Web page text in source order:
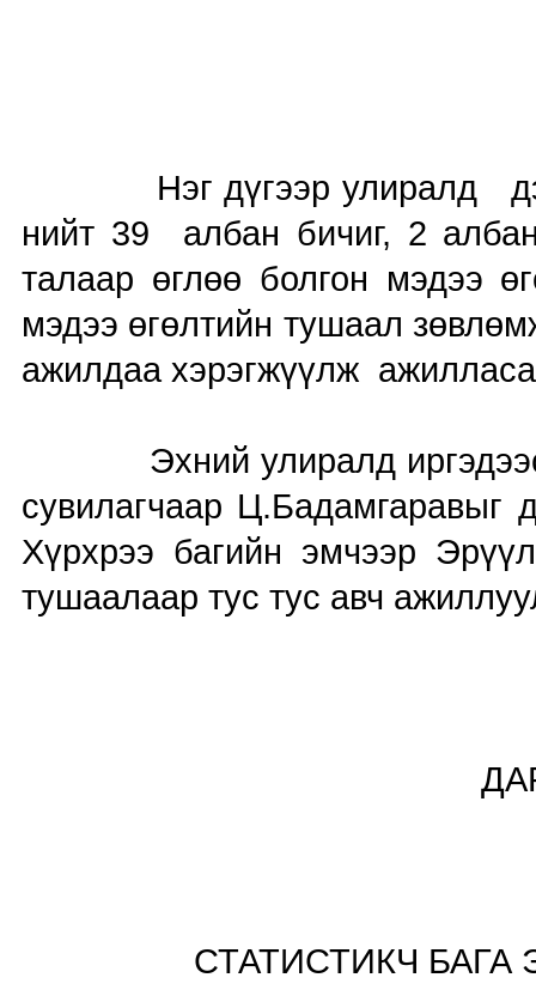
Нэг дүгээр улиралд дээд
нийт 39 албан бичиг, 2
талаар өглөө болгон мэдээ
мэдээ өгөлтийн тушаал
ажилдаа хэрэгжүүлж
Эхний улиралд иргэдээс
сувилагчаар
Хүрхрээ багийн эмчээр
тушаалаар тус тус авч
ДАРГА
СТАТИСТИКЧ